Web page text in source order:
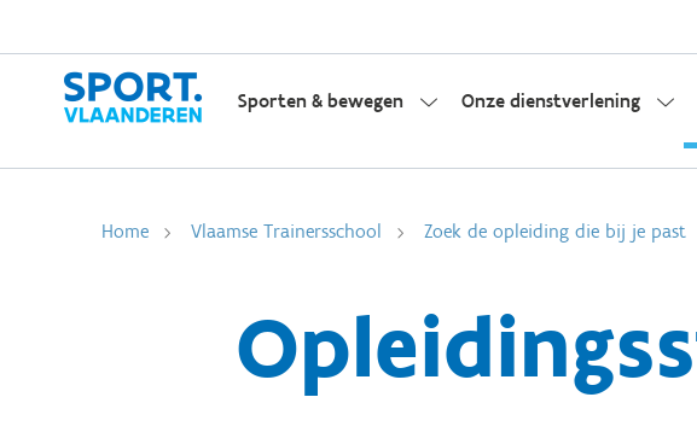
Sporten & bewegen Onze dienstverlening
Home Vlaamse Trainersschool Zoek de opleiding die bij je past